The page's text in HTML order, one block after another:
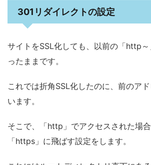
301リダイレクトの設定
サイトをSSL化しても、以前の「http
ったままです。
これでは折角SSL化したのに、前のア
います。
そこで、「http」でアクセスされた場
「https」に飛ばす設定をします。